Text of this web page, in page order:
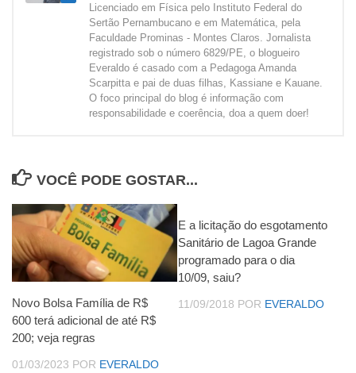
Licenciado em Física pelo Instituto Federal do
Sertão Pernambucano e em Matemática, pela
Faculdade Prominas - Montes Claros. Jornalista
registrado sob o número 6829/PE, o blogueiro
Everaldo é casado com a Pedagoga Amanda
Scarpitta e pai de duas filhas, Kassiane e Kauane.
O foco principal do blog é informação com
responsabilidade e coerência, doa a quem doer!
VOCÊ PODE GOSTAR...
Novo Bolsa Família de R$
600 terá adicional de até R$
200; veja regras
01/03/2023 POR EVERALDO
E a licitação do esgotamento
Sanitário de Lagoa Grande
programado para o dia
10/09, saiu?
11/09/2018 POR EVERALDO